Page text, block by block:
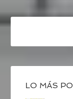
LO MÁS